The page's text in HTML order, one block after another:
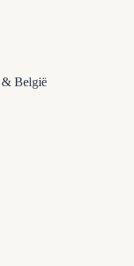
& België